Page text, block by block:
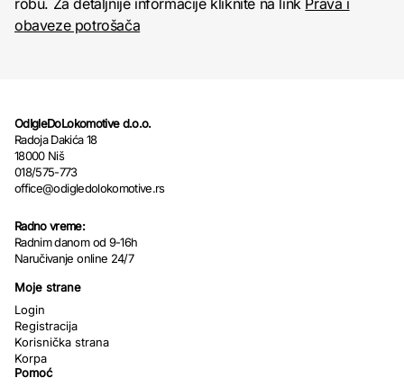
robu. Za detaljnije informacije kliknite na link Prava i
obaveze potrošača
OdIgleDoLokomotive d.o.o.
Radoja Dakića 18
18000 Niš
018/575-773
office@odigledolokomotive.rs
Radno vreme:
Radnim danom od 9-16h
Naručivanje online 24/7
Moje strane
Login
Registracija
Korisnička strana
Korpa
Pomoć